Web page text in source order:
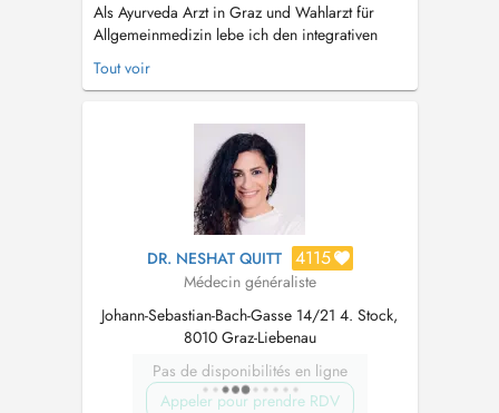
Als Ayurveda Arzt in Graz und Wahlarzt für
Allgemeinmedizin lebe ich den integrativen
Ansatz der Naturheilkunde aus Indien. Der
Ayurveda dient zur Krankheitsprophylaxe und
auch Jahrtausende an Erfahrung zu Ernährung
und ganzheitlicher Therapie bei chroni...
Tout voir
DR. NESHAT QUITT 4115
Médecin généraliste
Johann-Sebastian-Bach-Gasse 14/21 4. Stock,
8010 Graz-Liebenau
Pas de disponibilités en ligne
Appeler pour prendre RDV